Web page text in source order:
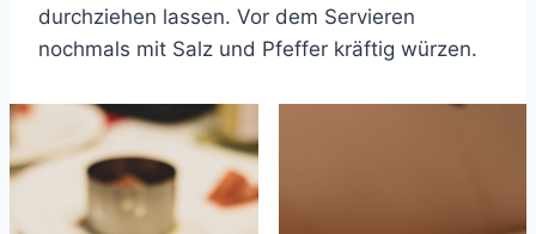
durchziehen lassen. Vor dem Servieren
nochmals mit Salz und Pfeffer kräftig würzen.